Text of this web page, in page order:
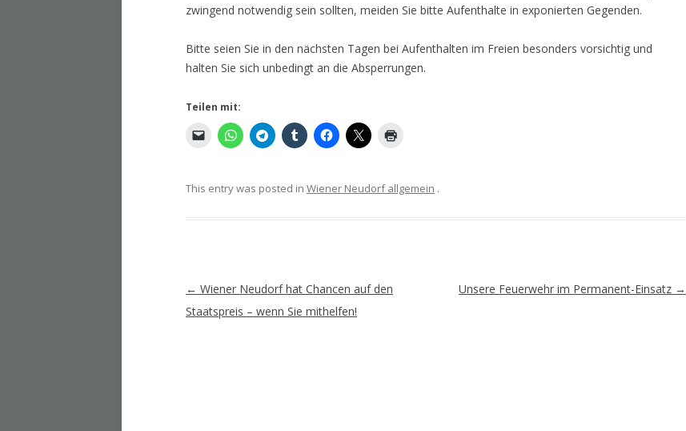
zwingend notwendig sein sollten, meiden Sie bitte Aufenthalte in exponierten Gegenden.
Bitte seien Sie in den nächsten Tagen bei Aufenthalten im Freien besonders vorsichtig und
halten Sie sich unbedingt an die Absperrungen.
Teilen mit:
This entry was posted in Wiener Neudorf allgemein .
Artikel-
Navigation
← Wiener Neudorf hat Chancen auf den
Staatspreis – wenn Sie mithelfen!
Unsere Feuerwehr im Permanent-Einsatz →